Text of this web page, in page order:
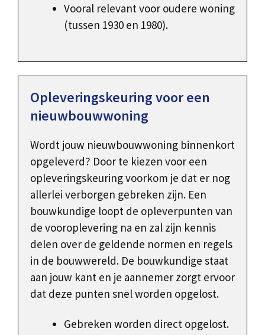
Vooral relevant voor oudere woning
(tussen 1930 en 1980).
Opleveringskeuring voor een
nieuwbouwwoning
Wordt jouw nieuwbouwwoning binnenkort
opgeleverd? Door te kiezen voor een
opleveringskeuring voorkom je dat er nog
allerlei verborgen gebreken zijn. Een
bouwkundige loopt de opleverpunten van
de vooroplevering na en zal zijn kennis
delen over de geldende normen en regels
in de bouwwereld. De bouwkundige staat
aan jouw kant en je aannemer zorgt ervoor
dat deze punten snel worden opgelost.
Gebreken worden direct opgelost.